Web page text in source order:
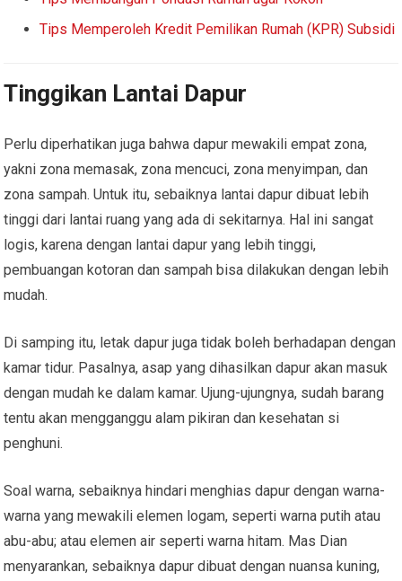
Tips Memperoleh Kredit Pemilikan Rumah (KPR) Subsidi
Tinggikan Lantai Dapur
Perlu diperhatikan juga bahwa dapur mewakili empat zona,
yakni zona memasak, zona mencuci, zona menyimpan, dan
zona sampah. Untuk itu, sebaiknya lantai dapur dibuat lebih
tinggi dari lantai ruang yang ada di sekitarnya. Hal ini sangat
logis, karena dengan lantai dapur yang lebih tinggi,
pembuangan kotoran dan sampah bisa dilakukan dengan lebih
mudah.
Di samping itu, letak dapur juga tidak boleh berhadapan dengan
kamar tidur. Pasalnya, asap yang dihasilkan dapur akan masuk
dengan mudah ke dalam kamar. Ujung-ujungnya, sudah barang
tentu akan mengganggu alam pikiran dan kesehatan si
penghuni.
Soal warna, sebaiknya hindari menghias dapur dengan warna-
warna yang mewakili elemen logam, seperti warna putih atau
abu-abu; atau elemen air seperti warna hitam. Mas Dian
menyarankan, sebaiknya dapur dibuat dengan nuansa kuning,